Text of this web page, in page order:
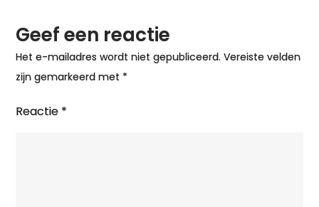
Geef een reactie
Het e-mailadres wordt niet gepubliceerd. Vereiste velden
zijn gemarkeerd met *
Reactie *